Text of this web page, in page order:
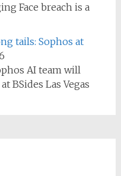
Face breach is a
tails: Sophos at
AI team will
BSides Las Vegas